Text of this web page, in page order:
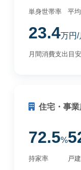
単身世帯率 平
23.4万円/
月間消費支出目安
住宅・事業
72.5%
持家率 戸